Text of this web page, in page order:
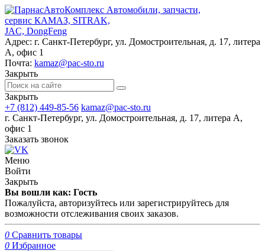
Автомобили, запчасти,
сервис КАМАЗ, SITRAK,
JAC, DongFeng
Адрес: г. Санкт-Петербург, ул. Домостроительная, д. 17, литера
А, офис 1
Почта: kamaz@pac-sto.ru
Закрыть
Закрыть
+7 (812) 449-85-56 kamaz@pac-sto.ru
г. Санкт-Петербург, ул. Домостроительная, д. 17, литера А,
офис 1
Заказать звонок
Меню
Войти
Закрыть
Вы вошли как: Гость
Пожалуйста, авторизуйтесь или зарегистрируйтесь для
возможности отслеживания своих заказов.
0 Сравнить товары
0 Избранное